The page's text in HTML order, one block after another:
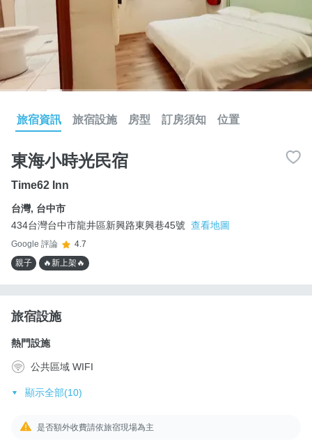
旅宿資訊 旅宿設施 房型 訂房須知 位置
東海小時光民宿
Time62 Inn
台灣, 台中市
434台灣台中市龍井區新興路東興巷45號 查看地圖
Google 評論
4.7
親子
🔥新上架🔥
旅宿設施
熱門設施
公共區域 WIFI
顯示全部(10)
是否額外收費請依旅宿現場為主